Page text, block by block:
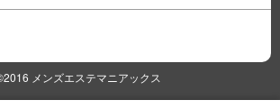
メンズエステマニアックス